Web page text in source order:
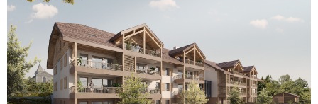
voir le
bien